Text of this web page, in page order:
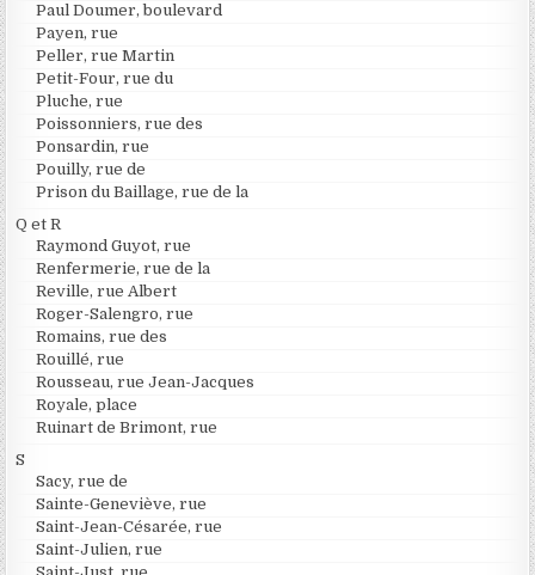
Paul Doumer, boulevard
Payen, rue
Peller, rue Martin
Petit-Four, rue du
Pluche, rue
Poissonniers, rue des
Ponsardin, rue
Pouilly, rue de
Prison du Baillage, rue de la
Q et R
Raymond Guyot, rue
Renfermerie, rue de la
Reville, rue Albert
Roger-Salengro, rue
Romains, rue des
Rouillé, rue
Rousseau, rue Jean-Jacques
Royale, place
Ruinart de Brimont, rue
S
Sacy, rue de
Sainte-Geneviève, rue
Saint-Jean-Césarée, rue
Saint-Julien, rue